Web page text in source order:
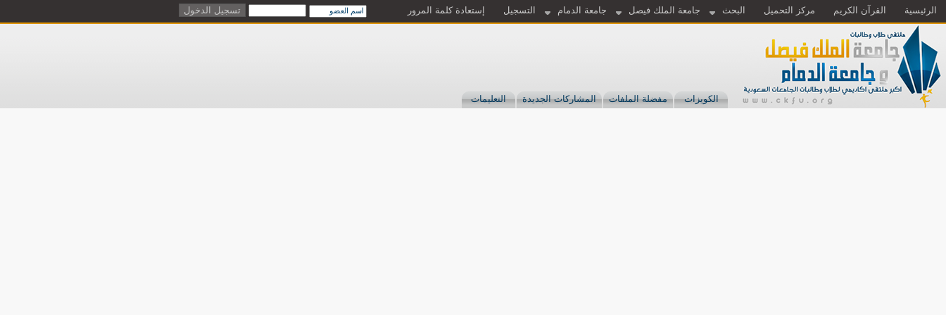
الرئيسية القرآن الكريم مركز التحميل البحث جامعة الملك فيصل جامعة الدمام التسجيل إستعادة كلمة المرور
الكويزات مفضلة الملفات المشاركات الجديدة التعليمات